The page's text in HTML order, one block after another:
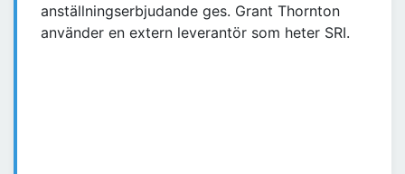
anställningserbjudande ges. Grant Thornton
använder en extern leverantör som heter SRI.